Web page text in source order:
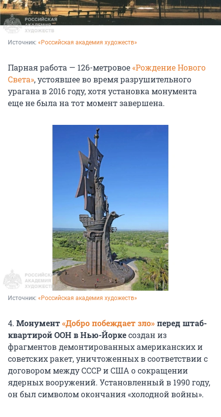
Источник: «Российская академия художеств»
Парная работа — 126-метровое«Рождение Нового
Света», устоявшее во время разрушительного
урагана в 2016 году, хотя установка монумента
еще не была на тот момент завершена.
Источник: «Российская академия художеств»
4. Монумент«Добро побеждает зло»перед штаб-
квартирой ООН в Нью-Йоркесоздан из
фрагментов демонтированных американских и
советских ракет, уничтоженных в соответствии с
договором между СССР и США о сокращении
ядерных вооружений. Установленный в 1990 году,
он был символом окончания «холодной войны».